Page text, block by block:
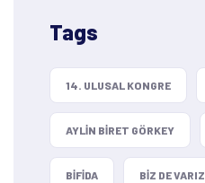
Tags
14. ULUSAL KONGRE
AYLIN BIRET GÖRKEY
BIFIDA BIZ DE VARIZ